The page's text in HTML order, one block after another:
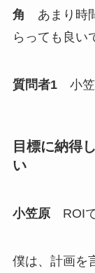
角 あまり時
らっても良い
質問者1小笠
目標に納得
い
小笠原ROIで
僕は、計画を